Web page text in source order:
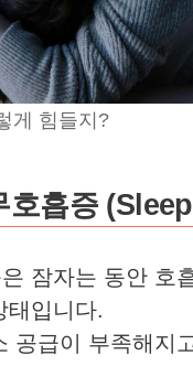
게 힘들지?
호흡증
잠자는 동안 호
태입니다.
공급이 부족해지